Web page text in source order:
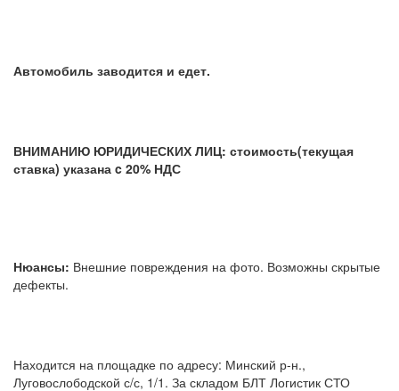
Автомобиль заводится и едет.
ВНИМАНИЮ ЮРИДИЧЕСКИХ ЛИЦ: стоимость(текущая
ставка) указана c 20% НДС
Нюансы: Внешние повреждения на фото. Возможны скрытые
дефекты.
Находится на площадке по адресу: Минский р-н.,
Луговослободской с/с, 1/1. За складом БЛТ Логистик СТО